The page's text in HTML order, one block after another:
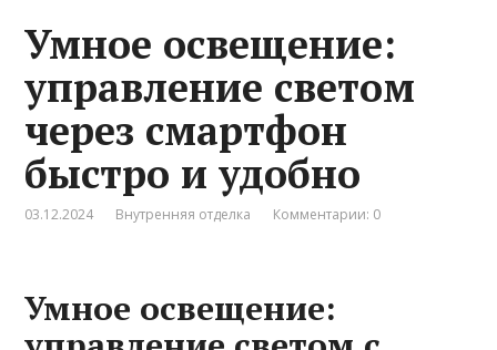
Умное освещение:
управление светом
через смартфон
быстро и удобно
03.12.2024 Внутренняя отделка Комментарии: 0
Умное освещение: